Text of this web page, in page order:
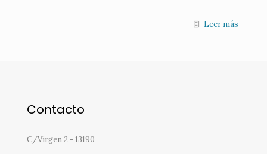
Leer más
Contacto
C/Virgen 2 - 13190